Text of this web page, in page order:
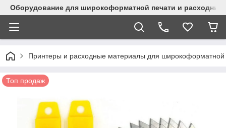
Оборудование для широкоформатной печати и
Принтеры и расходные материалы для широкоформатной
Топ продаж